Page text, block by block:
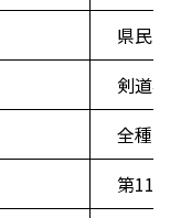
県民
剣道
全種
第11